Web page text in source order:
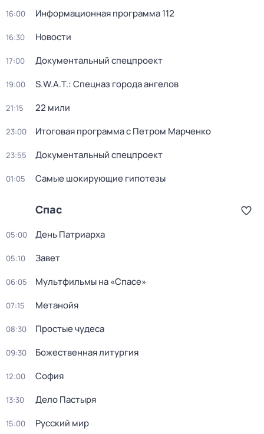
16:00 Информационная программа 112
16:30 Новости
17:00 Документальный спецпроект
19:00 S.W.A.T.: Спецназ города ангелов
21:15 22 мили
23:00 Итоговая программа с Петром Марченко
23:55 Документальный спецпроект
01:05 Самые шoкиpующие гипотезы
Спас
05:00 День Патриарха
05:10 Завет
06:05 Мультфильмы на «Спасе»
07:15 Метанойя
08:30 Простые чудеса
09:30 Божественная литургия
12:00 София
13:30 Дело Пастыря
15:00 Русский мир